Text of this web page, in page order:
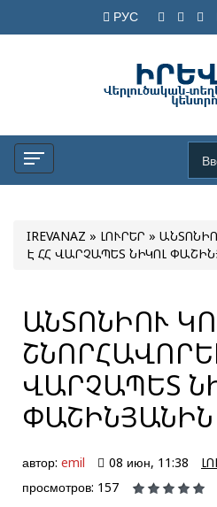
РУС
IREVANAZ » ԼՈՒՐԵՐ »
Է ՀՀ ՎԱՐՉԱՊԵՏ ՆԻԿՈԼ
ԱՆՏՈՆԻՈՒ
ՎԱՐՉԱՊԵՏ
ՓԱՇԻՆՅԱՆԻՆ
автор: emil 08 июн, 11:38
просмотров: 157